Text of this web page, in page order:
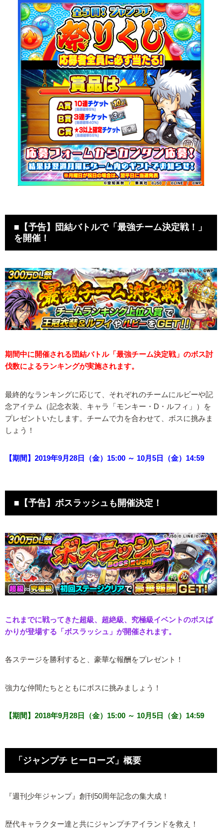
■【予告】団結バトルで「最強チーム決定戦！」
を開催！
期間中に開催される団結バトル「最強チーム決定戦」のボス討
伐数によるランキングが実施されます。
最終的なランキングに応じて、それぞれのチームにルビーや記
念アイテム（記念衣装、キャラ「モンキー・D・ルフィ」）を
プレゼントいたします。チームで力を合わせて、ボスに挑みま
しょう！
【期間】2019年9月28日（金）15:00 ～ 10月5日（金）14:59
■【予告】ボスラッシュも開催決定！
これまでに戦ってきた超級、超絶級、究極級イベントのボスば
かりが登場する「ボスラッシュ」が開催されます。
各ステージを勝利すると、豪華な報酬をプレゼント！
強力な仲間たちとともにボスに挑みましょう！
【期間】2018年9月28日（金）15:00 ～ 10月5日（金）14:59
「ジャンプチ ヒーローズ」概要
『週刊少年ジャンプ』創刊50周年記念の集大成！
歴代キャラクター達と共にジャンプチアイランドを救え！